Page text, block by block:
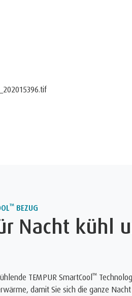
™ BEZUG
Nacht kühl
TEMPUR SmartCool ™
damit Sie sich die ganze